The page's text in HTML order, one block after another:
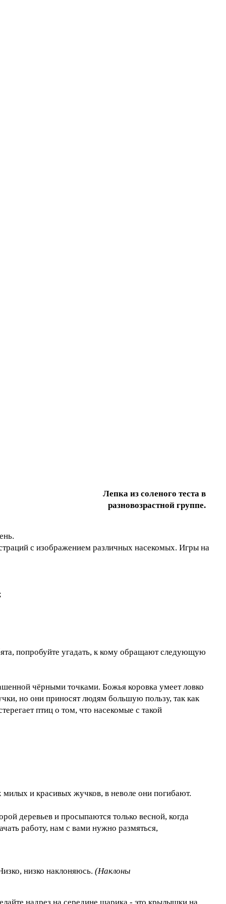
Лепка из соленого теста в
разновозрастной группе.
с изображением различных насекомых. Игры на
попробуйте угадать, к кому обращают следующую
чёрными точками. Божья коровка умеет ловко
но они приносят людям большую пользу, так как
птиц о том, что насекомые с такой
милых и красивых жучков, в неволе они погибают.
деревьев и просыпаются только весной, когда
работу, нам с вами нужно размяться,
низко наклоняюсь. (Наклоны